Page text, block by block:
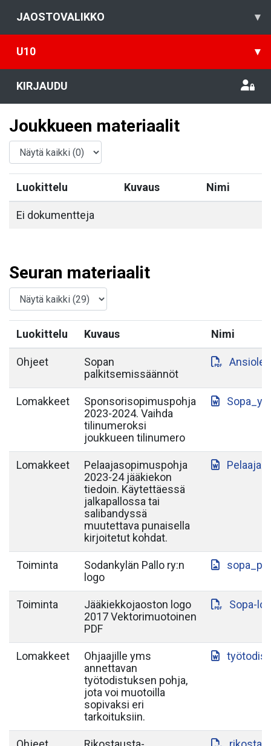
JAOSTOVALIKKO ▾
U10 ▾
KIRJAUDU
Joukkueen materiaalit
Luokittelu Kuvaus Nimi
Ei dokumentteja
Seuran materiaalit
Luokittelu Kuvaus Nimi
Ohjeet
Sopan
palkitsemissäännöt
Lomakkeet
Sponsorisopimuspohja
2023-2024. Vaihda
tilinumeroksi
joukkueen tilinumero
Lomakkeet
Pelaajasopimuspohja
2023-24 jääkiekon
tiedoin. Käytettäessä
jalkapallossa tai
salibandyssä
muutettava punaisella
kirjoitetut kohdat.
Toiminta
Sodankylän Pallo ry:n
logo
Toiminta
Jääkiekkojaoston logo
2017 Vektorimuotoinen
PDF
Sopa-
Lomakkeet
Ohjaajille yms
annettavan
työtodistuksen pohja,
jota voi muotoilla
sopivaksi eri
tarkoituksiin.